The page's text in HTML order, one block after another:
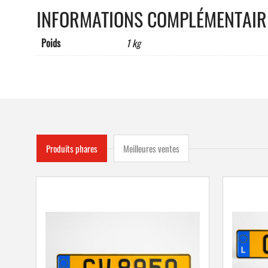
INFORMATIONS
Poids 1 kg
Produits phares Meilleures ventes